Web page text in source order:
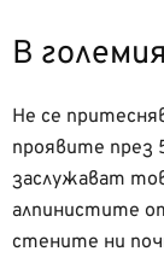
В
Не се
проявите през
заслужават
алпинистите
стените ни